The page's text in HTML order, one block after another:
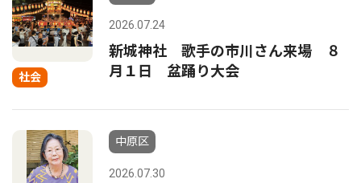
社会
2026.07.24
新城神社 歌手の市川さん来場 ８
月１日 盆踊り大会
中原区
2026.07.30